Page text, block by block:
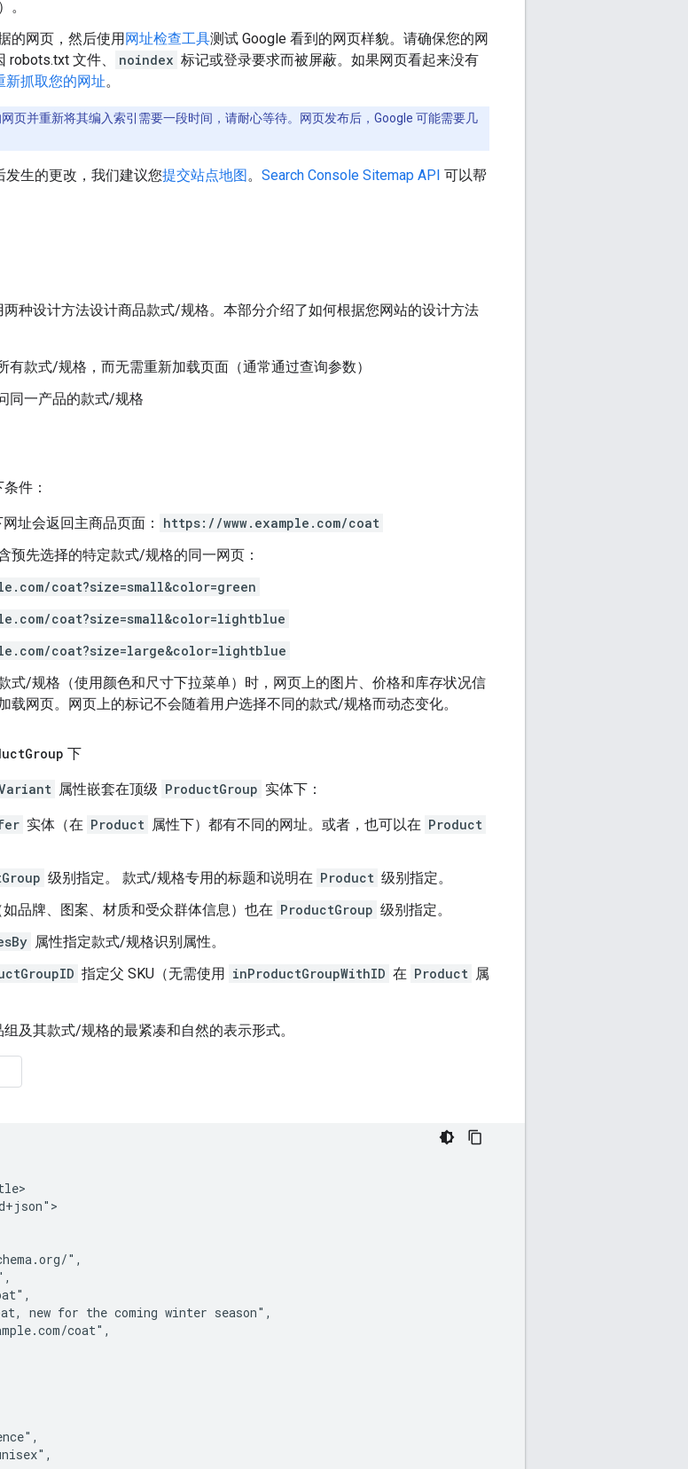
。
的网页，然后使用网址检查工具测试 Google 看到的网页样貌。请确保您的网
robots.txt 文件、
noindex 标记或登录要求而被屏蔽。如果网页看起来没有
新抓取您的网址。
网页并重新将其编入索引需要一段时间，请耐心等待。网页发布后，Google 可能需要几
发生的更改，我们建议您提交站点地图。 Search Console Sitemap API 可以帮
种设计方法设计商品款式/规格。本部分介绍了如何根据您网站的设计方法
有款式/规格，而无需重新加载页面（通常通过查询参数）
同一产品的款式/规格
件：
址会返回主商品页面：
https://www.example.com/coat
预先选择的特定款式/规格的同一网页：
coat?size=small&color=green
coat?size=small&color=lightblue
coat?size=large&color=lightblue
式/规格（使用颜色和尺寸下拉菜单）时，网页上的图片、价格和库存状况信
载网页。网页上的标记不会随着用户选择不同的款式/规格而动态变化。
Group 下
属性嵌套在顶级 ProductGroup 实体下：
实体（在 Product 属性下）都有不同的网址。或者，也可以在 Product
级别指定。 款式/规格专用的标题和说明在 Product 级别指定。
品牌、图案、材质和受众群体信息）也在 ProductGroup 级别指定。
属性指定款式/规格识别属性。
指定父 SKU（无需使用 inProductGroupWithID 在 Product 属
及其款式/规格的最紧凑和自然的表示形式。
",
new for the coming winter season",
coat",